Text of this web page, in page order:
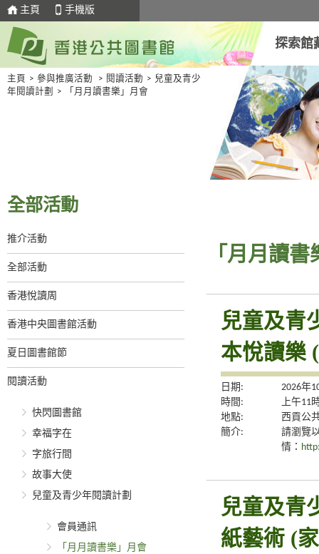
主頁 手機版
探索館
主頁 > 參與推廣活動 > 閱讀活動 > 兒童及青少
年閱讀計劃
> 「月月讀書樂」月會
全部活動
推介活動
全部活動
香港悅讀周
香港中央圖書館活動
夏日圖書館節
閱讀活動
快閃圖書館
幸福字在
字旅行間
故事大使
兒童及青少年閱讀計劃
會員通訊
「月月讀書樂」月會
「月月讀書
兒童及青
本悅讀樂
日期:
2026年
時間:
上午11
地點:
西貢公
簡介:
請瀏覽
情：
兒童及青
紙藝術 (